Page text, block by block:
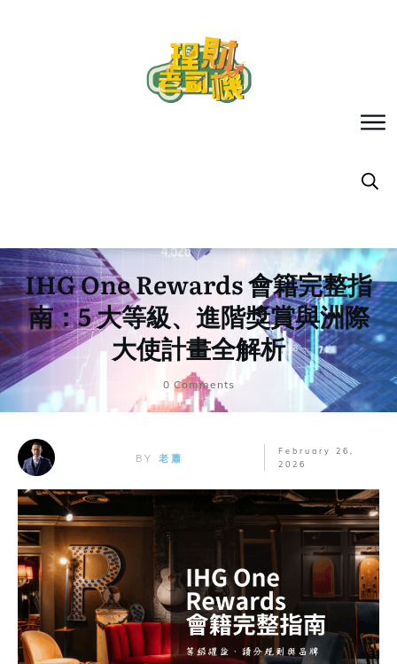
IHG One Rewards 會籍完整指
南：5 大等級、進階獎賞與洲際
大使計畫全解析
0 Comments
BY 老蕭
February 26,
2026